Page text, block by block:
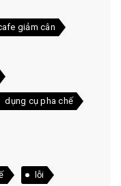
giảm cân
dụng cụ pha chế
lỗi